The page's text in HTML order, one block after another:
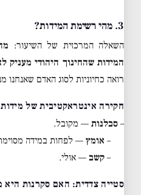
3. מהי רשימת המידות?
השאלה המרכזית של השיעור:
המידות שהחינוך היהודי מעניק
רואה כחיוניות לסוג האדם שאנחנו
חקירה אינטראקטיבית של
– סבלנות — מקובל.
– אומץ— לפחות במידה
–קשב — אולי.
סטייה צדדית: האם סקרנות היא